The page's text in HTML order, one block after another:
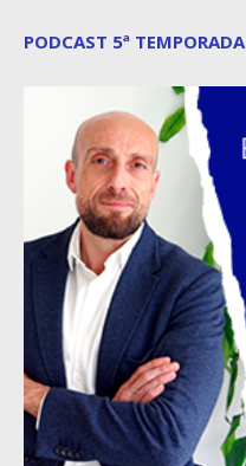
PODCAST 5ª TEMPORADA